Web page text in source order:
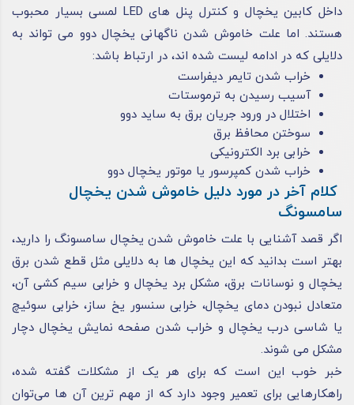
داخل کابین یخچال و کنترل پنل‌ های LED لمسی بسیار محبوب
هستند. اما علت خاموش شدن ناگهانی یخچال دوو می‌ تواند به
دلایلی که در ادامه لیست شده‌ اند، در ارتباط باشد:
خراب‌ شدن تایمر دیفراست
آسیب رسیدن به ترموستات
اختلال در ورود جریان برق به ساید دوو
سوختن محافظ برق
خرابی برد الکترونیکی
خراب شدن کمپرسور یا موتور یخچال دوو
کلام آخر در مورد دلیل خاموش شدن یخچال
سامسونگ
اگر قصد آشنایی با علت خاموش شدن یخچال سامسونگ را دارید،
بهتر است بدانید که این یخچال‌ ها به دلایلی مثل قطع‌ شدن برق
یخچال و نوسانات برق، مشکل برد یخچال و خرابی سیم‌ کشی آن،
متعادل نبودن دمای یخچال، خرابی سنسور یخ‌ ساز، خرابی سوئیچ
یا شاسی درب یخچال و خراب‌ شدن صفحه‌ نمایش یخچال دچار
مشکل می‌ شوند.
خبر خوب این است که برای هر یک از مشکلات گفته‌ شده،
راهکارهایی برای تعمیر وجود دارد که از مهم‌ ترین آن‌ ها می‌توان